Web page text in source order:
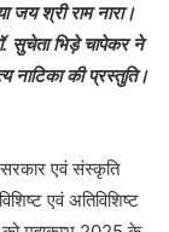
जय श्री राम नारा।
सुचेता भिड़े चापेकर ने
नाटिका की प्रस्तुति।
एवं संस्कृति
एवं अतिविशिष्ट